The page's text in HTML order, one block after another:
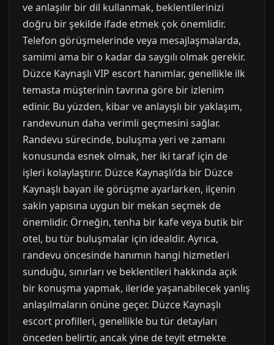
ve anlaşılır bir dil kullanmak, beklentilerinizi
doğru bir şekilde ifade etmek çok önemlidir.
Telefon görüşmelerinde veya mesajlaşmalarda,
samimi ama bir o kadar da saygılı olmak gerekir.
Düzce Kaynaşlı VIP escort hanımlar, genellikle ilk
temasta müşterinin tavrına göre bir izlenim
edinir. Bu yüzden, kibar ve anlayışlı bir yaklaşım,
randevunun daha verimli geçmesini sağlar.
Randevu sürecinde, buluşma yeri ve zamanı
konusunda esnek olmak, her iki taraf için de
işleri kolaylaştırır. Düzce Kaynaşlı’da bir Düzce
Kaynaşlı bayan ile görüşme ayarlarken, ilçenin
sakin yapısına uygun bir mekan seçmek de
önemlidir. Örneğin, tenha bir kafe veya butik bir
otel, bu tür buluşmalar için idealdir. Ayrıca,
randevu öncesinde hanımın hangi hizmetleri
sunduğu, sınırları ve beklentileri hakkında açık
bir konuşma yapmak, ileride yaşanabilecek yanlış
anlaşılmaların önüne geçer. Düzce Kaynaşlı
escort profilleri, genellikle bu tür detayları
önceden belirtir, ancak yine de teyit etmekte